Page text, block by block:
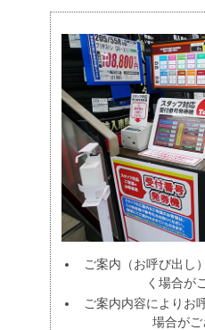
ご案内（お呼び出し
く場合が
ご案内内容によりお
場合がご